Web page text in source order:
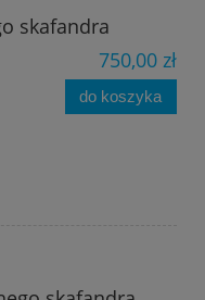
skafandra
750,00 zł
do koszyka